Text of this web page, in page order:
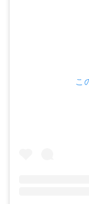
こ